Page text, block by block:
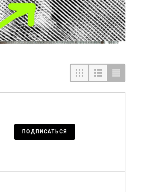
ПОДПИСАТЬСЯ